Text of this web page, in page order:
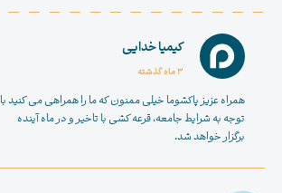
کیمیا خدایی
3 ماه گذشته
همراه عزیز پاکشوما خیلی ممنون که ما را همراهی می کنید با
توجه به شرایط جامعه، قرعه کشی با تاخیر و در ماه آینده
برگزار خواهد شد.